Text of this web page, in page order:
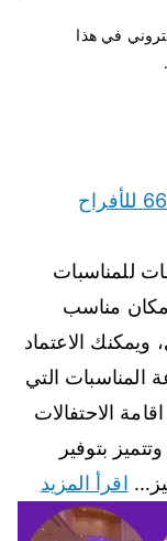
في هذا
تأجير قاعات للمناسبات بنيدر 66875552 للأفراح
للمناسبات
مكان مناسب
ويمكنك الاعتماد
التي
الاحتفالات
بتوفير
اقرأ المزيد